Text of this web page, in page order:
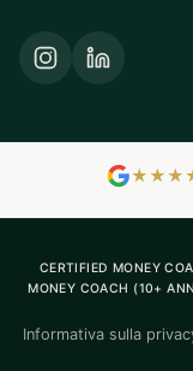
CERTIFIED MONEY
MONEY COACH (10+
Informativa sulla